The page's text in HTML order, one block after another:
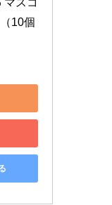
マスコ
10個